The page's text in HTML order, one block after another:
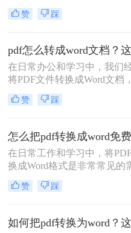
档，以便进行修改、编辑或
理。那么怎么将PDF转成
效方法，帮助你轻松完成PDF
的转换。
赞 踩
在日常办公和学习中，我们
将PDF文件转换成Word文档
行编辑、修改或进一步处理
PDF怎么转成Word文档呢？
方法，帮助你轻松完成PDF到
转换。
赞 踩
在日常工作和学习中，将
换成Word格式是非常常见的
其是在需要编辑和修改文档
那么怎么把pdf转换成word免
助您轻松完成PDF到Word的
赞 踩